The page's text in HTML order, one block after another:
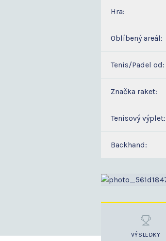
Hra:
Oblíbený areál:
Tenis/Padel od:
Značka raket:
Tenisový výplet:
Backhand:
VÝSLEDKY